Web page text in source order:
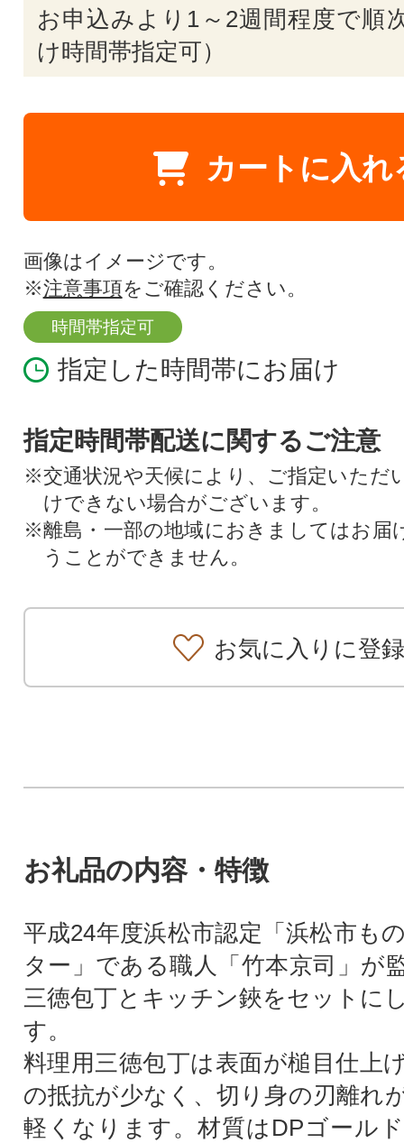
お申込みより1～2週間程度で順
け時間帯指定可）
カートに入れ
画像はイメージです。
※注意事項をご確認ください。
時間帯指定可
指定した時間帯にお届け
指定時間帯配送に関するご注意
※交通状況や天候により、ご指定いただ
けできない場合がございます。
※離島・一部の地域におきましてはお届
うことができません。
お気に入りに登録
お礼品の内容・特徴
平成24年度浜松市認定「浜松市も
ター」である職人「竹本京司」が
三徳包丁とキッチン鋏をセットに
す。
料理用三徳包丁は表面が槌目仕上
の抵抗が少なく、切り身の刃離れ
軽くなります。材質はDPゴール